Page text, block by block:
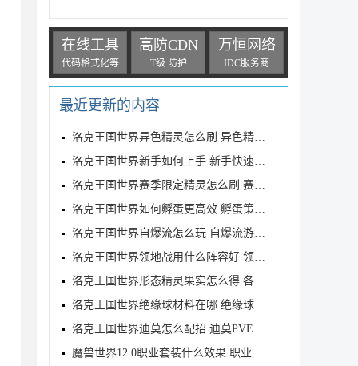
在线工具
代码格式化等
高防CDN
T级 防护
万恒网络
IDC服务商
最近更新的内容
洛克王国世界异色精灵怎么刷 异色精灵高效刷取指南
洛克王国世界新手如何上手 新手快速入门教学
洛克王国世界赛季限定精灵怎么刷 赛季限定奇遇精灵刷
洛克王国世界如何孵蛋更高效 孵蛋策略分享
洛克王国世界自爆流怎么玩 自爆流游玩心得
洛克王国世界领地战用什么阵容好 领地战速通阵容推荐
洛克王国世界形态精灵果实怎么得 各形态精灵果实获取
洛克王国世界绝缘球材料在哪 绝缘球材料收集线路攻略
洛克王国世界迪莫怎么配招 迪莫PVE与PVP配招推荐
魔兽世界12.0职业套装什么效果 职业套装一览